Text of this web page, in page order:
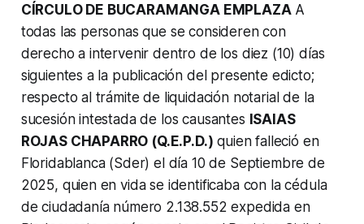
CÍRCULO DE BUCARAMANGA EMPLAZAA
todas las personas que se consideren con
derecho a intervenir dentro de los diez (10) días
siguientes a la publicación del presente edicto;
respecto al trámite de liquidación notarial de la
sucesión intestada de los causantes ISAIAS
ROJAS CHAPARRO (Q.E.P.D.) quien falleció en
Floridablanca (Sder) el día 10 de Septiembre de
2025, quien en vida se identificaba con la cédula
de ciudadanía número 2.138.552 expedida en